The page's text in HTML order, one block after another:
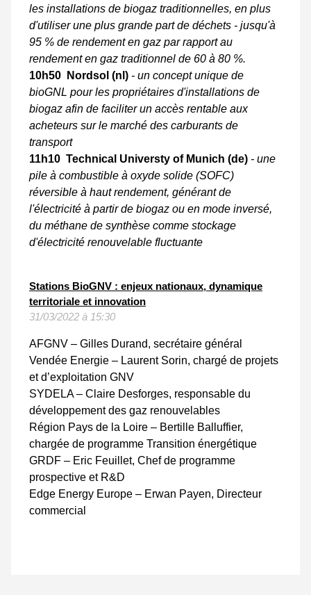
les installations de biogaz traditionnelles, en plus
d'utiliser une plus grande part de déchets - jusqu'à
95 % de rendement en gaz par rapport au
rendement en gaz traditionnel de 60 à 80 %.
10h50 Nordsol (nl) - un concept unique de
bioGNL pour les propriétaires d'installations de
biogaz afin de faciliter un accès rentable aux
acheteurs sur le marché des carburants de
transport
11h10 Technical Universty of Munich (de) - une
pile à combustible à oxyde solide (SOFC)
réversible à haut rendement, générant de
l'électricité à partir de biogaz ou en mode inversé,
du méthane de synthèse comme stockage
d'électricité renouvelable fluctuante
Stations BioGNV : enjeux nationaux, dynamique
territoriale et innovation
31/03/2022 à 15:30
AFGNV – Gilles Durand, secrétaire général
Vendée Energie – Laurent Sorin, chargé de projets
et d’exploitation GNV
SYDELA – Claire Desforges, responsable du
développement des gaz renouvelables
Région Pays de la Loire – Bertille Balluffier,
chargée de programme Transition énergétique
GRDF – Eric Feuillet, Chef de programme
prospective et R&D
Edge Energy Europe – Erwan Payen, Directeur
commercial